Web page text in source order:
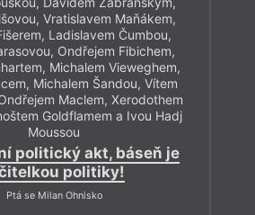
Vratislavem Maňákem,
Ladislavem Čumbou,
Ondřejem Fibichem,
Michalem Vieweghem,
Michalem Šandou, Vítem
Maclem, Xerodothem
Goldflamem a Ivou Hadj
Moussou
politický akt, báseň je
politiky!
Ptá se Milan Ohnisko